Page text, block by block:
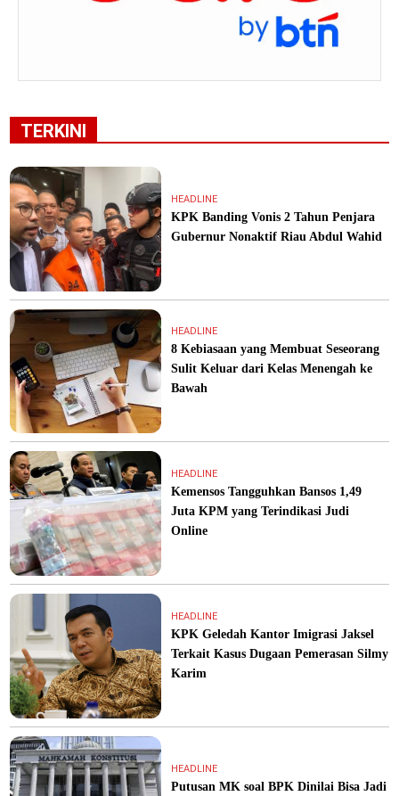
TERKINI
HEADLINE
KPK Banding Vonis 2 Tahun Penjara
Gubernur Nonaktif Riau Abdul Wahid
HEADLINE
8 Kebiasaan yang Membuat Seseorang
Sulit Keluar dari Kelas Menengah ke
Bawah
HEADLINE
Kemensos Tangguhkan Bansos 1,49
Juta KPM yang Terindikasi Judi
Online
HEADLINE
KPK Geledah Kantor Imigrasi Jaksel
Terkait Kasus Dugaan Pemerasan Silmy
Karim
HEADLINE
Putusan MK soal BPK Dinilai Bisa Jadi